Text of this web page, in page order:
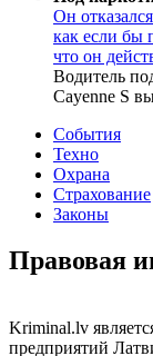
Он
как если бы
что он
Водитель
Cayenne S
События
Техно
Охрана
Страхование
Законы
Правовая
Kriminal.lv
предприятий